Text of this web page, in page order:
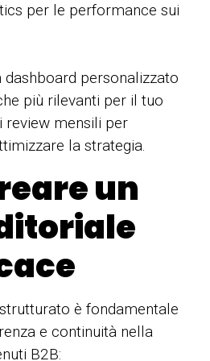
per le performance sui
dashboard personalizzato
più rilevanti per il tuo
review mensili per
la strategia.
un
è fondamentale
e continuità nella
B2B: